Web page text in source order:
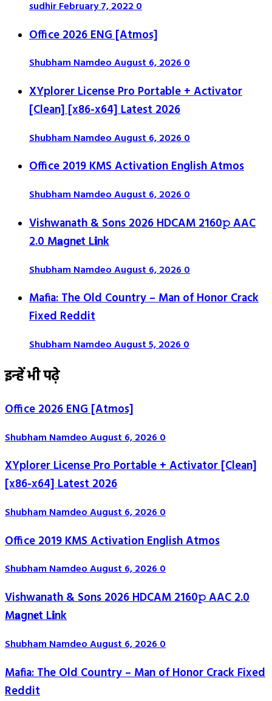
sudhirFebruary 7, 20220
Office 2026 ENG [Atmos]
Shubham NamdeoAugust 6, 20260
XYplorer License Pro Portable + Activator
[Clean] [x86-x64] Latest 2026
Shubham NamdeoAugust 6, 20260
Office 2019 KMS Activation English Atmos
Shubham NamdeoAugust 6, 20260
Vishwanath & Sons 2026 HDCAM 2160𝚙 AAC
2.0 M𝐚gn𝐞t L𝐢nk
Shubham NamdeoAugust 6, 20260
Mafia: The Old Country – Man of Honor Crack
Fixed Reddit
Shubham NamdeoAugust 5, 20260
इन्हें भी पढ़े
Office 2026 ENG [Atmos]
Shubham NamdeoAugust 6, 20260
XYplorer License Pro Portable + Activator [Clean]
[x86-x64] Latest 2026
Shubham NamdeoAugust 6, 20260
Office 2019 KMS Activation English Atmos
Shubham NamdeoAugust 6, 20260
Vishwanath & Sons 2026 HDCAM 2160𝚙 AAC 2.0
M𝐚gn𝐞t L𝐢nk
Shubham NamdeoAugust 6, 20260
Mafia: The Old Country – Man of Honor Crack Fixed
Reddit